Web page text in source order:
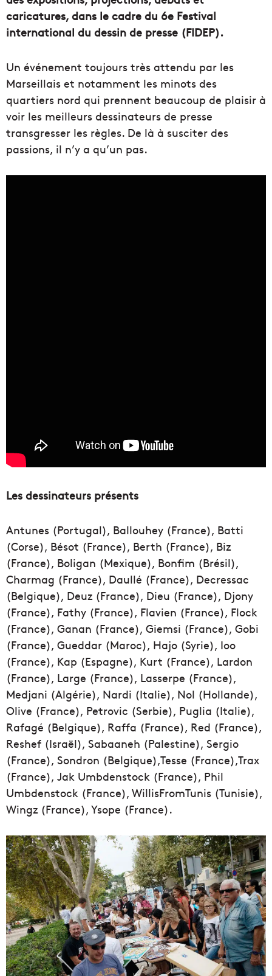
caricatures, dans le cadre du 6e Festival
international du dessin de presse (FIDEP).
Un événement toujours très attendu par les
Marseillais et notamment les minots des
quartiers nord qui prennent beaucoup de plaisir à
voir les meilleurs dessinateurs de presse
transgresser les règles. De là à susciter des
passions, il n’y a qu’un pas.
Les dessinateurs présents
Antunes (Portugal), Ballouhey (France), Batti
(Corse), Bésot (France), Berth (France), Biz
(France), Boligan (Mexique), Bonfim (Brésil),
Charmag (France), Daullé (France), Decressac
(Belgique), Deuz (France), Dieu (France), Djony
(France), Fathy (France), Flavien (France), Flock
(France), Ganan (France), Giemsi (France), Gobi
(France), Gueddar (Maroc), Hajo (Syrie), Ioo
(France), Kap (Espagne), Kurt (France), Lardon
(France), Large (France), Lasserpe (France),
Medjani (Algérie), Nardi (Italie), Nol (Hollande),
Olive (France), Petrovic (Serbie), Puglia (Italie),
Rafagé (Belgique), Raffa (France), Red (France),
Reshef (Israël), Sabaaneh (Palestine), Sergio
(France), Sondron (Belgique),Tesse (France),Trax
(France), Jak Umbdenstock (France), Phil
Umbdenstock (France), WillisFromTunis (Tunisie),
Wingz (France), Ysope (France).